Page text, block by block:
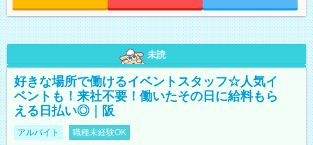
未読
好きな場所で働けるイベントスタッフ☆人気イ
ベントも！来社不要！働いたその日に給料もら
える日払い◎｜阪
アルバイト 職種未経験OK